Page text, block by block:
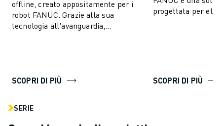
offline, creato appositamente per i
robot FANUC. Grazie alla sua
tecnologia all'avanguardia,
SCOPRI DI PIÙ
progettata per
SCOPRI DI PIÙ
SERIE